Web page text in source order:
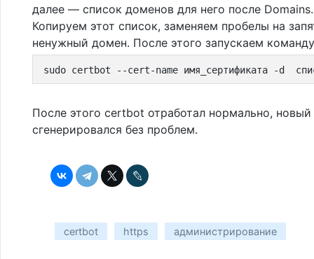
далее — список доменов для него после Domains.
Копируем этот список, заменяем пробелы на
ненужный домен. После этого запускаем команду
sudo certbot --cert-name имя_сертификата -d
После этого certbot отработал нормально, новый
сгенерировался без проблем.
certbot https администрирование